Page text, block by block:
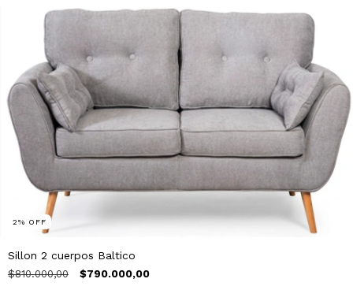
2% OFF
Sillon 2 cuerpos Baltico
$810.000,00 $790.000,00